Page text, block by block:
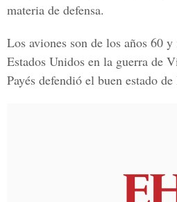
materia de defensa.
Los aviones son de los años 60
Estados Unidos en la guerra de
Payés defendió el buen estado de